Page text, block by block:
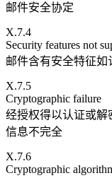
邮件安全协定
X.7.4
Security features not
邮件含有安全特征
X.7.5
Cryptographic failure
经授权得以认证或解
信息不完全
X.7.6
Cryptographic